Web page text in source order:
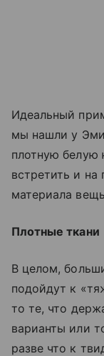
Идеальный
мы нашли у
плотную
встретить и на
материала
Плотные ткани
В целом,
подойдут к
то те, что
варианты или
разве что к